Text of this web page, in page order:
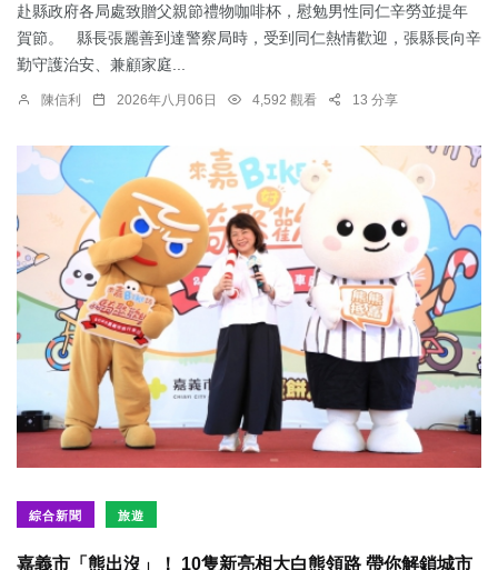
赴縣政府各局處致贈父親節禮物咖啡杯，慰勉男性同仁辛勞並提年
賀節。 縣長張麗善到達警察局時，受到同仁熱情歡迎，張縣長向辛
勤守護治安、兼顧家庭...
陳信利 2026年八月06日 4,592 觀看 13 分享
綜合新聞 旅遊
嘉義市「熊出沒」！ 10隻新亮相大白熊領路 帶你解鎖城市